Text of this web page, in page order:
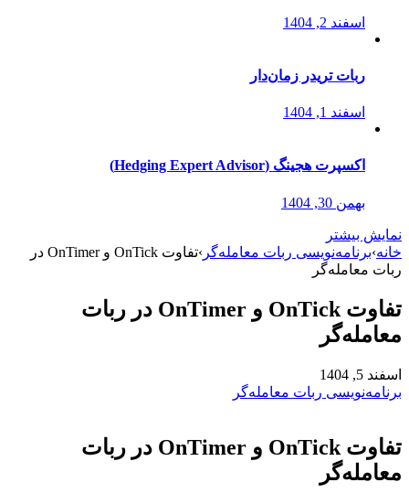
اسفند 2, 1404
ربات تریدر زمان‌دار
اسفند 1, 1404
اکسپرت هجینگ (Hedging Expert Advisor)
بهمن 30, 1404
نمایش بیشتر
خانه›برنامه‌نویسی ربات معامله‌گر ›
تفاوت OnTick و OnTimer در
ربات معامله‌گر
تفاوت OnTick و OnTimer در ربات
معامله‌گر
اسفند 5, 1404
برنامه‌نویسی ربات معامله‌گر
تفاوت OnTick و OnTimer در ربات
معامله‌گر